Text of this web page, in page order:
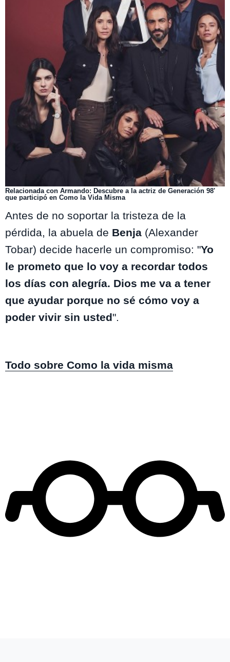
Relacionada con Armando: Descubre a la actriz de Generación 98'
que participó en Como la Vida Misma
Antes de no soportar la tristeza de la
pérdida, la abuela de Benja (Alexander
Tobar) decide hacerle un compromiso: "Yo
le prometo que lo voy a recordar todos
los días con alegría. Dios me va a tener
que ayudar porque no sé cómo voy a
poder vivir sin usted".
Todo sobre Como la vida misma